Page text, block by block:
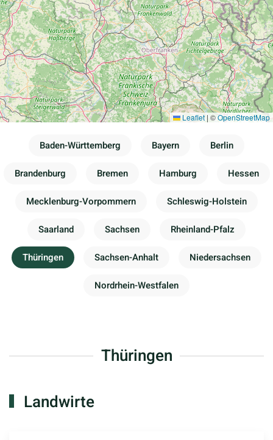
Leaflet | ©OpenStreetMap
Baden-Württemberg Bayern Berlin
Brandenburg Bremen Hamburg Hessen
Mecklenburg-Vorpommern Schleswig-Holstein
Saarland Sachsen Rheinland-Pfalz
Thüringen Sachsen-Anhalt Niedersachsen
Nordrhein-Westfalen
Thüringen
Landwirte